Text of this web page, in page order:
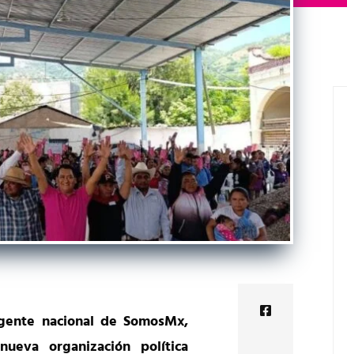
nacional de SomosMx,
organización política